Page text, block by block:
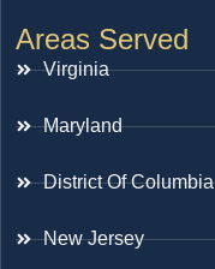
Areas Served
Virginia
Maryland
District Of Columbia
New Jersey